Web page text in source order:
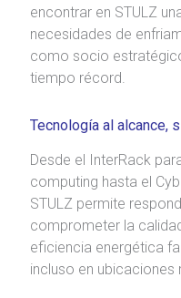
encontrar en STULZ
necesidades de
como socio
tiempo récord.
Tecnología al alcance,
Desde el InterRack
computing hasta el
STULZ permite
comprometer la
eficiencia energética
incluso en ubicaciones